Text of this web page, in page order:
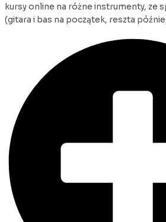
kursy online na różne instrumenty, ze
(gitara i bas na początek, reszta